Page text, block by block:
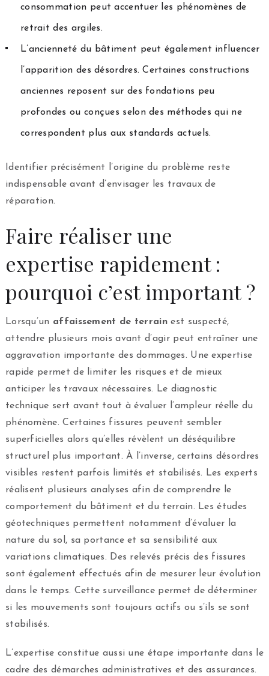
consommation peut accentuer les phénomènes de
retrait des argiles.
L’ancienneté du bâtiment peut également influencer
l’apparition des désordres. Certaines constructions
anciennes reposent sur des fondations peu
profondes ou conçues selon des méthodes qui ne
correspondent plus aux standards actuels.
Identifier précisément l’origine du problème reste
indispensable avant d’envisager les travaux de
réparation.
Faire réaliser une
expertise rapidement :
pourquoi c’est important ?
Lorsqu’un affaissement de terrain est suspecté,
attendre plusieurs mois avant d’agir peut entraîner une
aggravation importante des dommages. Une expertise
rapide permet de limiter les risques et de mieux
anticiper les travaux nécessaires. Le diagnostic
technique sert avant tout à évaluer l’ampleur réelle du
phénomène. Certaines fissures peuvent sembler
superficielles alors qu’elles révèlent un déséquilibre
structurel plus important. À l’inverse, certains désordres
visibles restent parfois limités et stabilisés. Les experts
réalisent plusieurs analyses afin de comprendre le
comportement du bâtiment et du terrain. Les études
géotechniques permettent notamment d’évaluer la
nature du sol, sa portance et sa sensibilité aux
variations climatiques. Des relevés précis des fissures
sont également effectués afin de mesurer leur évolution
dans le temps. Cette surveillance permet de déterminer
si les mouvements sont toujours actifs ou s’ils se sont
stabilisés.
L’expertise constitue aussi une étape importante dans le
cadre des démarches administratives et des assurances.